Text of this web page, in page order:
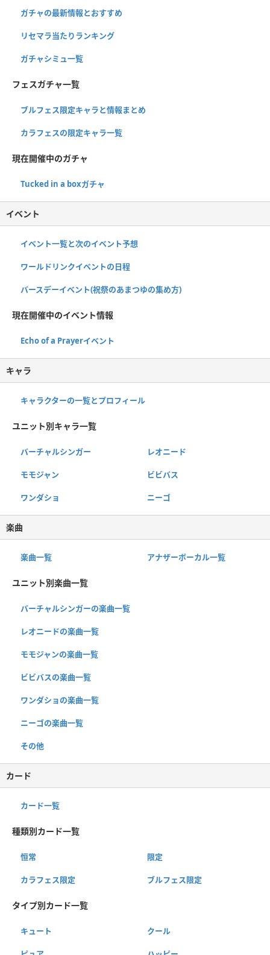
ガチャの最新情報とおすすめ
リセマラ当たりランキング
ガチャシミュ一覧
フェスガチャ一覧
ブルフェス限定キャラと情報まとめ
カラフェスの限定キャラ一覧
現在開催中のガチャ
Tucked in a boxガチャ
イベント
イベント一覧と次のイベント予想
ワールドリンクイベントの日程
バースデーイベント(祝祭のあまつゆの集め方)
現在開催中のイベント情報
Echo of a Prayerイベント
キャラ
キャラクターの一覧とプロフィール
ユニット別キャラ一覧
バーチャルシンガー レオニード
モモジャン ビビバス
ワンダショ ニーゴ
楽曲
楽曲一覧 アナザーボーカル一覧
ユニット別楽曲一覧
バーチャルシンガーの楽曲一覧
レオニードの楽曲一覧
モモジャンの楽曲一覧
ビビバスの楽曲一覧
ワンダショの楽曲一覧
ニーゴの楽曲一覧
その他
カード
カード一覧
種類別カード一覧
恒常 限定
カラフェス限定 ブルフェス限定
タイプ別カード一覧
キュート クール